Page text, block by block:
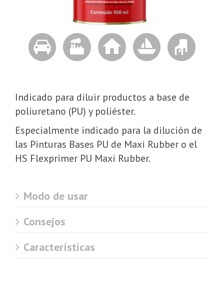
Indicado para diluir productos a base de
poliuretano (PU) y poliéster.
Especialmente indicado para la dilución de
las Pinturas Bases PU de Maxi Rubber o el
HS Flexprimer PU Maxi Rubber.
Modo de usar
Consejos
Características